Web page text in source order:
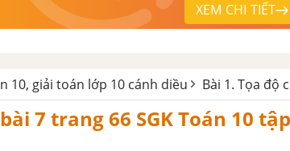
XEM CHI TIẾT
10, giải toán lớp 10 cánh diều Bài 1. Tọa độ
7 trang 66 SGK Toán 10